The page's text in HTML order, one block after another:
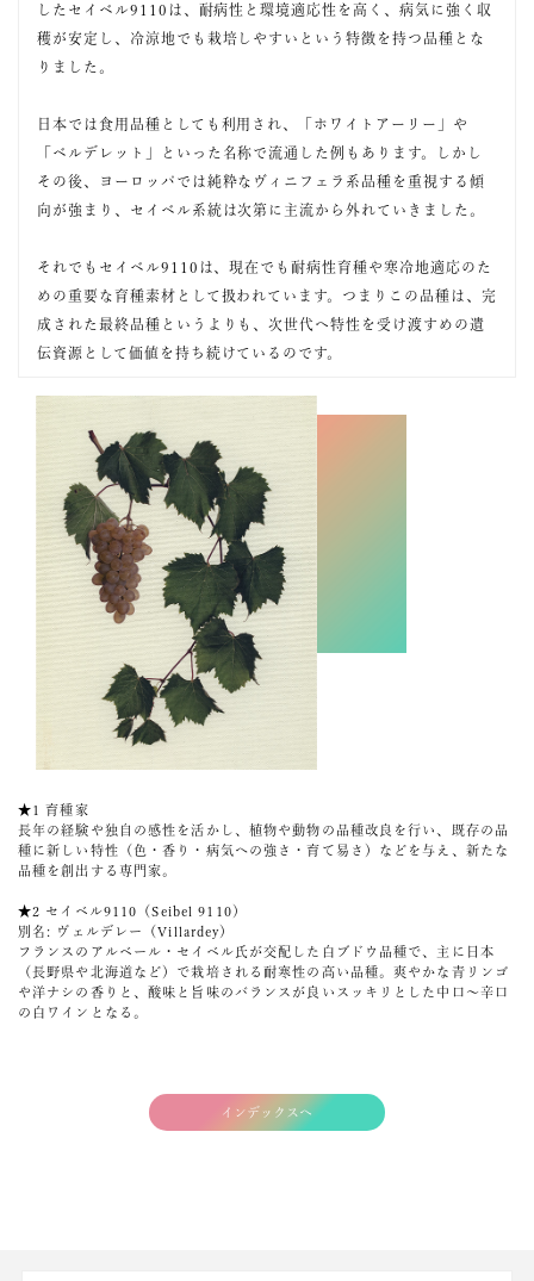
したセイベル9110は、耐病性と環境適応性を高く、病気に強く収
穫が安定し、冷涼地でも栽培しやすいという特徴を持つ品種とな
りました。
日本では食用品種としても利用され、「ホワイトアーリー」や
「ベルデレット」といった名称で流通した例もあります。しかし
その後、ヨーロッパでは純粋なヴィニフェラ系品種を重視する傾
向が強まり、セイベル系統は次第に主流から外れていきました。
それでもセイベル9110は、現在でも耐病性育種や寒冷地適応のた
めの重要な育種素材として扱われています。つまりこの品種は、完
成された最終品種というよりも、次世代へ特性を受け渡すめの遺
伝資源として価値を持ち続けているのです。
★1 育種家
長年の経験や独自の感性を活かし、植物や動物の品種改良を行い、既存の品
種に新しい特性（色・香り・病気への強さ・育て易さ）などを与え、新たな
品種を創出する専門家。
★2 セイベル9110（Seibel 9110）
別名: ヴェルデレー（Villardey）
フランスのアルベール・セイベル氏が交配した白ブドウ品種で、主に日本
（長野県や北海道など）で栽培される耐寒性の高い品種。爽やかな青リンゴ
や洋ナシの香りと、酸味と旨味のバランスが良いスッキリとした中口～辛口
の白ワインとなる。
インデックスへ